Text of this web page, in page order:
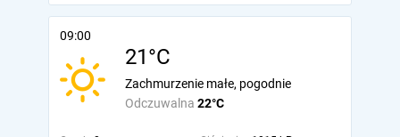
09:00
21°C
Odczuwalna 22°C
Zachmurzenie małe, pogodnie